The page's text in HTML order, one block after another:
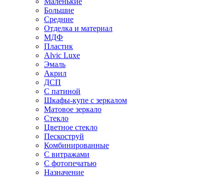
Большие
Средние
Отделка и материал
МДФ
Пластик
Alvic Luxe
Эмаль
Акрил
ДСП
С патиной
Шкафы-купе с зеркалом
Матовое зеркало
Стекло
Цветное стекло
Пескоструй
Комбинированные
С витражами
С фотопечатью
Назначение